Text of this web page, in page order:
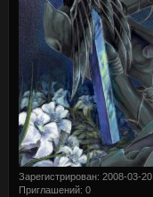
Зарегистрирован: 2008-03-20
Приглашений: 0